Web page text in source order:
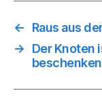
←
Raus aus
→
Der Knoten